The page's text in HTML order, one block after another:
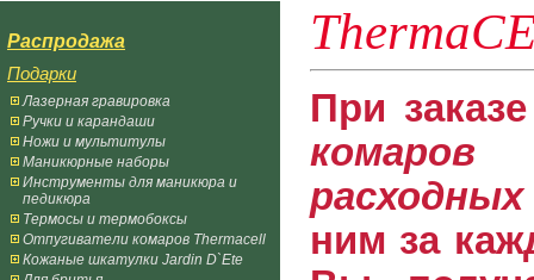
Распродажа
Подарки
Лазерная гравировка
Ручки и карандаши
Ножи и мультитулы
Маникюрные наборы
Инструменты для маникюра и
педикюра
Термосы и термобоксы
Отпугиватели комаров Thermacell
Кожаные шкатулки Jardin D`Ete
При
комаров
ним за